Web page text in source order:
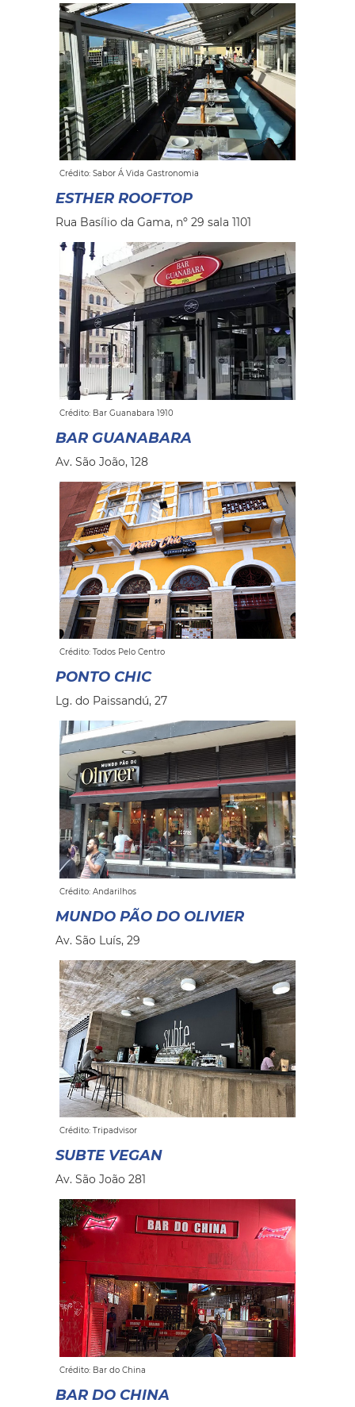
Crédito: Sabor Á Vida Gastronomia
ESTHER ROOFTOP
Rua Basílio da Gama, nº 29 sala 1101
Crédito: Bar Guanabara 1910
BAR GUANABARA
Av. São João, 128
Crédito: Todos Pelo Centro
PONTO CHIC
Lg. do Paissandú, 27
Crédito: Andarilhos
MUNDO PÃO DO OLIVIER
Av. São Luís, 29
Crédito: Tripadvisor
SUBTE VEGAN
Av. São João 281
Crédito: Bar do China
BAR DO CHINA